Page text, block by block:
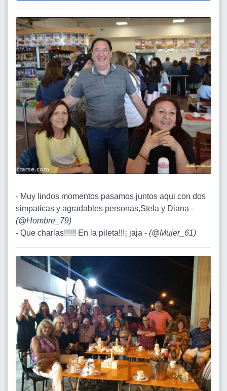
- Muy lindos momentos pasamos juntos aqui con dos
simpaticas y agradables personas,Stela y Diana -
(@Hombre_79)
- Que charlas!!!!!! En la pileta!!!¡ jaja - (@Mujer_61)